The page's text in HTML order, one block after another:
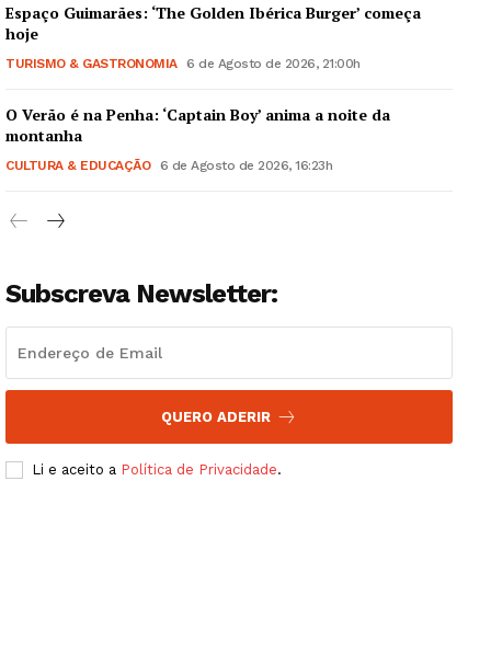
Espaço Guimarães: ‘The Golden Ibérica Burger’ começa
hoje
TURISMO & GASTRONOMIA 6 de Agosto de 2026, 21:00h
O Verão é na Penha: ‘Captain Boy’ anima a noite da
montanha
CULTURA & EDUCAÇÃO 6 de Agosto de 2026, 16:23h
Subscreva Newsletter:
QUERO ADERIR
Li e aceito a Política de Privacidade.